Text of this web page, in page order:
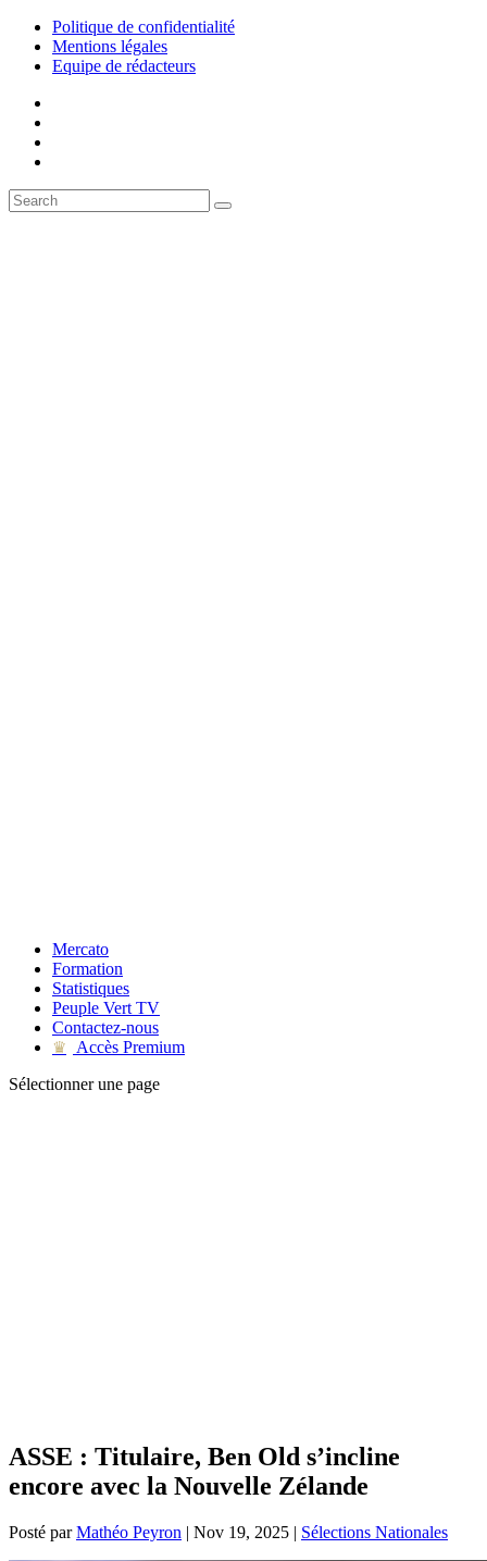
Politique de confidentialité
Mentions légales
Equipe de rédacteurs
Mercato
Formation
Statistiques
Peuple Vert TV
Contactez-nous
♛
Accès Premium
Sélectionner une page
ASSE : Titulaire, Ben Old s’incline
encore avec la Nouvelle Zélande
Posté parMathéo Peyron | Nov 19, 2025 | Sélections Nationales